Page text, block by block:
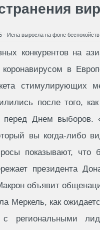
конкурентов на
коронавирусом в
после того,
перед Днем
вы когда-либо
показывают,
президента
объявит
Меркель, как
с региональными